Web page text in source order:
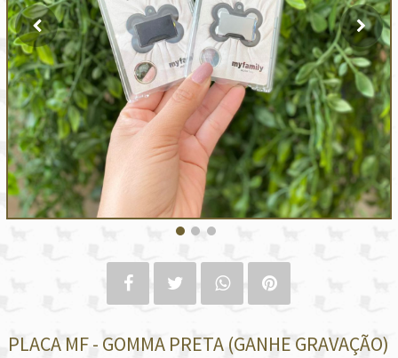
PLACA MF - GOMMA PRETA (GANHE GRAVAÇÃO)